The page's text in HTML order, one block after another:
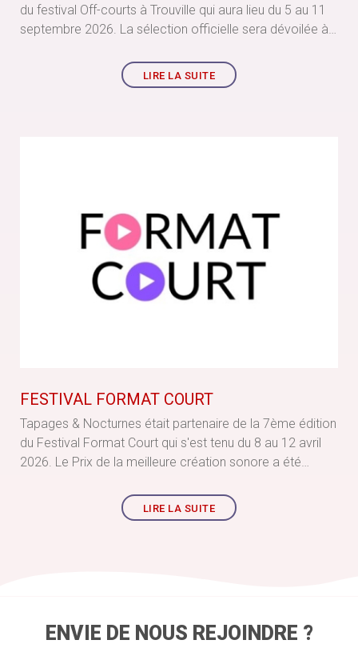
du festival Off-courts à Trouville qui aura lieu du 5 au 11
septembre 2026. La sélection officielle sera dévoilée à
LIRE LA SUITE
FESTIVAL FORMAT COURT
Tapages & Nocturnes était partenaire de la 7ème édition
du Festival Format Court qui s'est tenu du 8 au 12 avril
2026. Le Prix de la meilleure création sonore a été
LIRE LA SUITE
ENVIE DE NOUS REJOINDRE ?